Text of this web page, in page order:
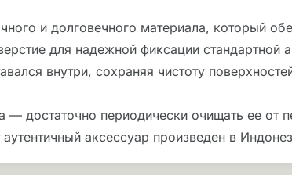
и долговечного материала, который
для надежной фиксации
внутри, сохраняя чистоту
— достаточно периодически очищать ее
аксессуар произведен в